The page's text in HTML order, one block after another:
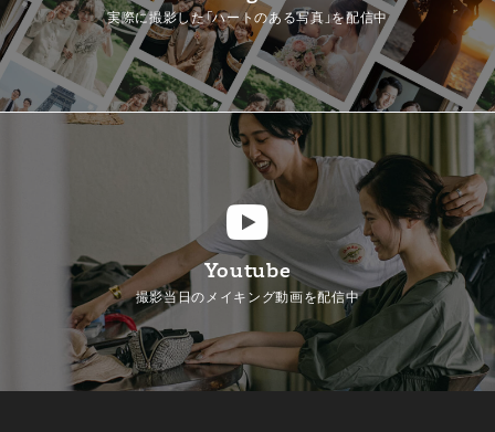
実際に撮影した「ハートのある写真」を配信中
Youtube
撮影当日のメイキング動画を配信中